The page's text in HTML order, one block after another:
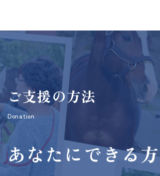
ご支援の方法
Donation
あなたにできる